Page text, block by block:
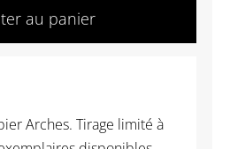
Peter
Klasen
au panier
Arches. Tirage limité à